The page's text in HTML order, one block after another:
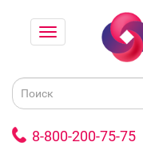
8-800-200-75-75